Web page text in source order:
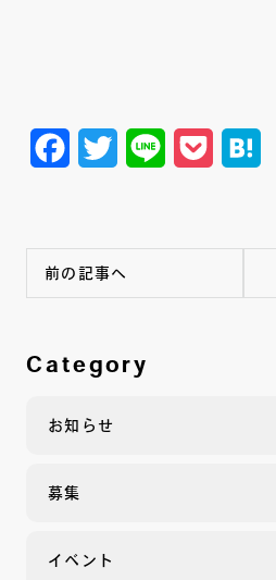
Facebook
TwitterLine Pocket
前の記事へ
Category
お知らせ
募集
イベント